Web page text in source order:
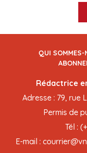
QUI SOMMES-
Rédactrice
Adresse : 79, rue
Permis de
Tél :
E-mail :